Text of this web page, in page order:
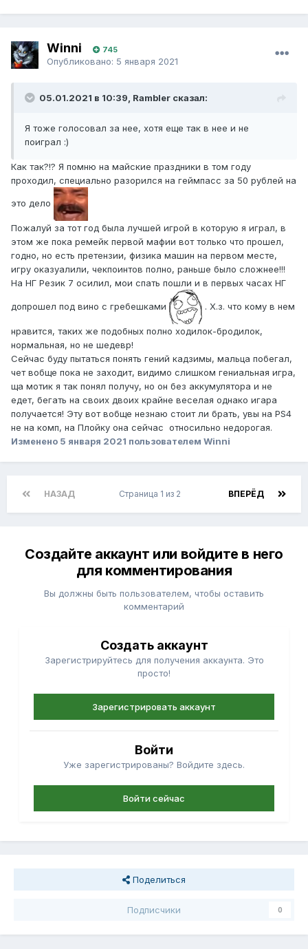
Winni 745
Опубликовано: 5 января 2021
05.01.2021 в 10:39, Rambler сказал:
Я тоже голосовал за нее, хотя еще так в нее и не
поиграл :)
Как так?!? Я помню на майские праздники в том году
проходил, специально разорился на геймпасс за 50 рублей на
это дело
Пожалуй за тот год была лучшей игрой в которую я играл, в
этом же пока ремейк первой мафии вот только что прошел,
годно, но есть претензии, физика машин на первом месте,
игру оказуалили, чекпоинтов полно, раньше было сложнее!!!
На НГ Резик 7 осилил, мои спать пошли и в первых часах НГ
допрошел под вино с гребешками . Х.з. что кому в нем
нравится, таких же подобных полно ходилок-бродилок,
нормальная, но не шедевр!
Сейчас буду пытаться понять гений кадзимы, мальца побегал,
чет вобще пока не заходит, видимо слишком гениальная игра,
ща мотик я так понял получу, но он без аккумулятора и не
едет, бегать на своих двоих крайне веселая однако игара
получается! Эту вот вобще незнаю стоит ли брать, увы на PS4
не на комп, на Плойку она сейчас относильно недорогая.
Изменено 5 января 2021 пользователем Winni
НАЗАД ВПЕРЁД
Страница 1 из 2
Создайте аккаунт или войдите в него
для комментирования
Вы должны быть пользователем, чтобы оставить
комментарий
Создать аккаунт
Зарегистрируйтесь для получения аккаунта. Это
просто!
Зарегистрировать аккаунт
Войти
Уже зарегистрированы? Войдите здесь.
Войти сейчас
Поделиться
Подписчики 0